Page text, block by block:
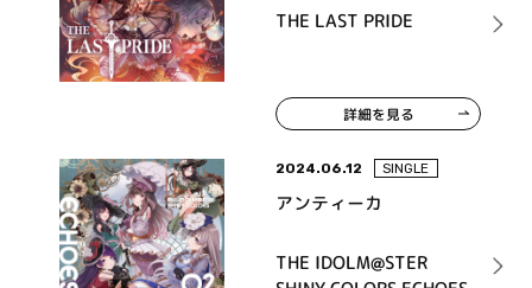
THE LAST PRIDE
詳細を見る
2024.06.12 SINGLE
アンティーカ
THE IDOLM@STER